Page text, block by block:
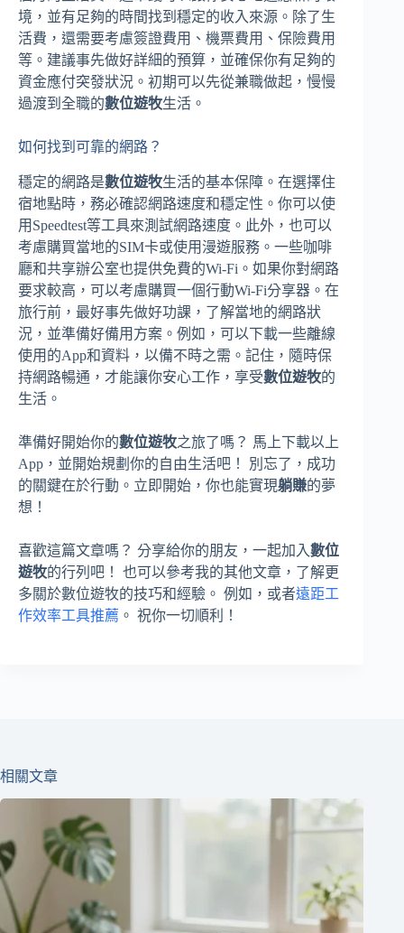
境，並有足夠的時間找到穩定的收入來源。除了生
活費，還需要考慮簽證費用、機票費用、保險費用
等。建議事先做好詳細的預算，並確保你有足夠的
資金應付突發狀況。初期可以先從兼職做起，慢慢
過渡到全職的數位遊牧生活。
如何找到可靠的網路？
穩定的網路是數位遊牧生活的基本保障。在選擇住
宿地點時，務必確認網路速度和穩定性。你可以使
用Speedtest等工具來測試網路速度。此外，也可以
考慮購買當地的SIM卡或使用漫遊服務。一些咖啡
廳和共享辦公室也提供免費的Wi-Fi。如果你對網路
要求較高，可以考慮購買一個行動Wi-Fi分享器。在
旅行前，最好事先做好功課，了解當地的網路狀
況，並準備好備用方案。例如，可以下載一些離線
使用的App和資料，以備不時之需。記住，隨時保
持網路暢通，才能讓你安心工作，享受數位遊牧的
生活。
準備好開始你的數位遊牧之旅了嗎？ 馬上下載以上
App，並開始規劃你的自由生活吧！ 別忘了，成功
的關鍵在於行動。立即開始，你也能實現躺賺的夢
想！
喜歡這篇文章嗎？ 分享給你的朋友，一起加入數位
遊牧的行列吧！ 也可以參考我的其他文章，了解更
多關於數位遊牧的技巧和經驗。 例如，或者遠距工
作效率工具推薦 。 祝你一切順利！
相關文章